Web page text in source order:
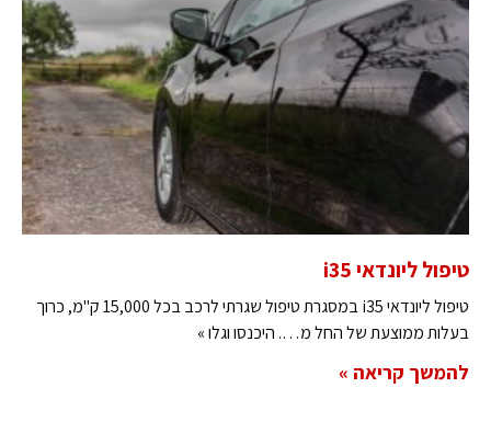
טיפול ליונדאי i35
טיפול ליונדאי i35 במסגרת טיפול שגרתי לרכב בכל 15,000 ק"מ, כרוך
בעלות ממוצעת של החל מ…. היכנסו וגלו »
להמשך קריאה »